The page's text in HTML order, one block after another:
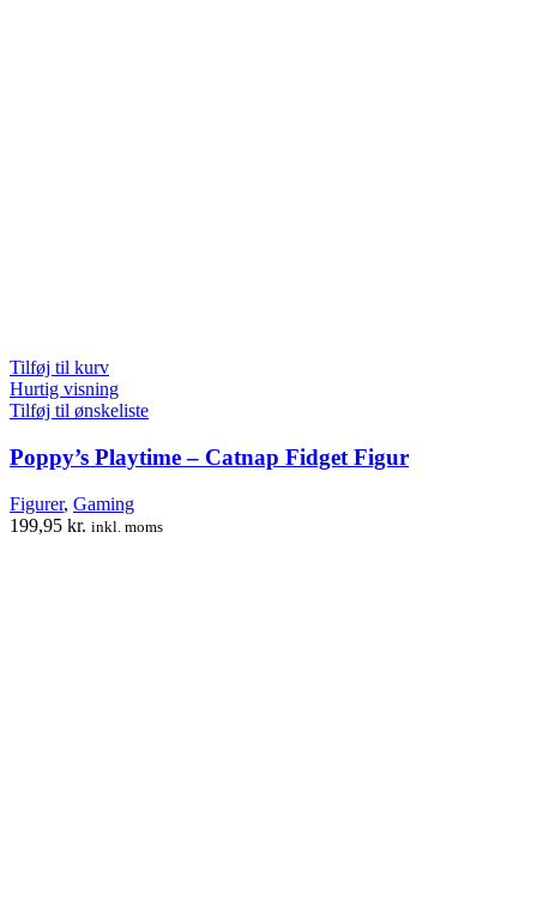
Tilføj til kurv
Hurtig visning
Tilføj til ønskeliste
Poppy’s Playtime – Catnap Fidget Figur
Figurer, Gaming
199,95 kr. inkl. moms